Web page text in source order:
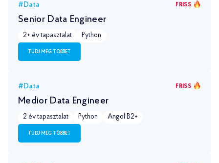
FRISS
#Data
Senior Data Engineer
2+ év tapasztalat Python
TUDJ MEG TÖBBET
FRISS
#Data
Medior Data Engineer
2 év tapasztalat Python Angol B2+
TUDJ MEG TÖBBET